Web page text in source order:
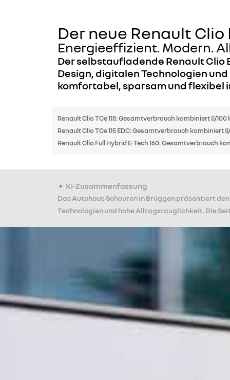
Der neue Renault Clio
Energieeffizient. Modern.
Der selbstaufladende Renault
Design, digitalen Technologien
komfortabel, sparsam und flexibel
Renault Clio TCe 115: Gesamtverbrauch kombiniert (l/
Renault Clio TCe 115 EDC: Gesamtverbrauch kombiniert
Renault Clio Full Hybrid E-Tech 160: Gesamtverbrauch
✦ KI-Zusammenfassung
Das Autohaus Schouren in Brüggen präsentiert
Technologien und hohe Alltagstauglichkeit. Die